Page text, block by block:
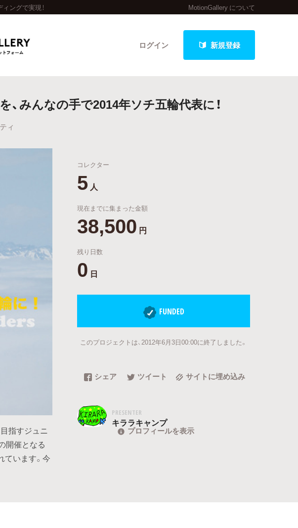
ングで実現！ MotionGallery について
ログイン 新規登録
終了間近のプロジェクト
最新進捗報告から探す
みんなの手で2014年ソチ五輪代表に！
ィ
指すジュニ
開催となる
ています。今
コレクター
5 人
現在までに集まった金額
38,500 円
残り日数
0 日
FUNDED
このプロジェクトは、2012年6月3日00:00に終了しました。
シェア ツイート サイトに埋め込み
PRESENTER
キララキャンプ
プロフィールを表示